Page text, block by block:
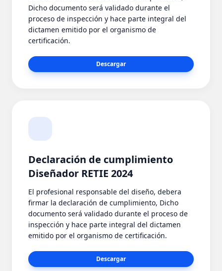
Dicho documento será validado durante el
proceso de inspección y hace parte integral del
dictamen emitido por el organismo de
certificación.
Descargar
Declaración de cumplimiento
Diseñador RETIE 2024
El profesional responsable del diseño, debera
firmar la declaración de cumplimiento, Dicho
documento será validado durante el proceso de
inspección y hace parte integral del dictamen
emitido por el organismo de certificación.
Descargar